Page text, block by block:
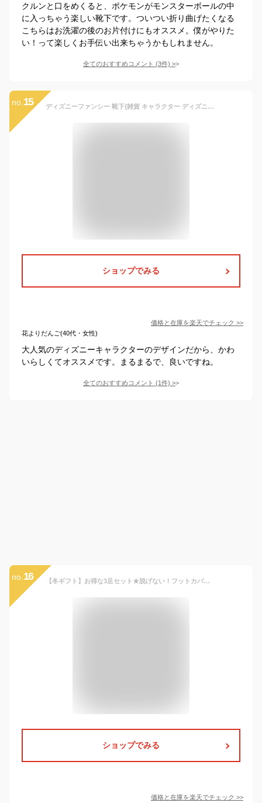
クルンと口をめくると、ポケモンがモンスターボールの中
に入っちゃう楽しい靴下です。ついつい折り曲げたくなる
こちらはお洗濯の後のお片付けにもオススメ。僕がやりた
い！って楽しくお手伝い出来ちゃうかもしれません。
全てのおすすめコメント (3件) >
no. 15 ディズニーファンシー 靴下{雑貨 キャラクター ディズニー ツムツム ギフト 誕生日 子ども会 施設}[子供会 保育園 幼稚園 景品 イベント お祭り プレゼント 人気]【色柄指定不可】【不良対応不可】
ショップでみる
価格と在庫を楽天でチェック >>
花よりだんご(40代・女性)
大人気のディズニーキャラクターのデザインだから、かわ
いらしくてオススメです。まるまるで、良いですね。
全てのおすすめコメント (1件) >
no. 16 【冬ギフト】お得な3足セット★脱げない！フットカバー ソックス レディース ディズニー メインキャラクター☆浅履きタイプでスニーカーから見えない おしゃれな 靴下【Disney】メール便選択で送料無料
ショップでみる
価格と在庫を楽天でチェック >>